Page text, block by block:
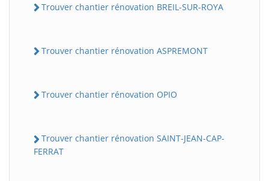
Trouver chantier rénovation BREIL-SUR-ROYA
Trouver chantier rénovation ASPREMONT
Trouver chantier rénovation OPIO
Trouver chantier rénovation SAINT-JEAN-CAP-
FERRAT